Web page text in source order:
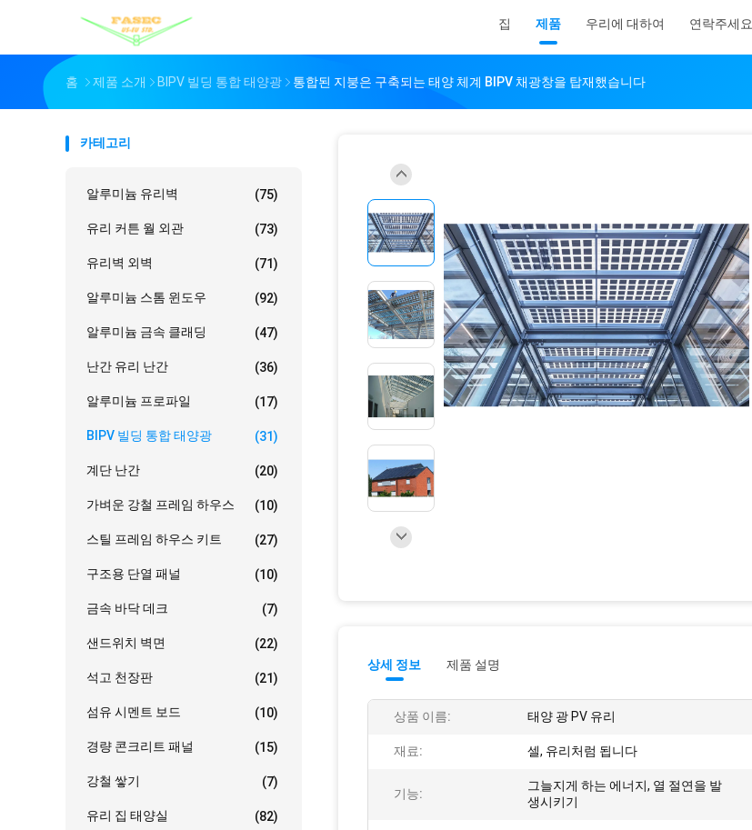
집 제품 우리에 대하여 연락주세요
홈 제품 소개 BIPV 빌딩 통합 태양광 통합된 지붕은 구축되는 태양 체계 BIPV 채광창을 탑재했습니다
카테고리
알루미늄 유리벽 (75)
유리 커튼 월 외관 (73)
유리벽 외벽 (71)
알루미늄 스톰 윈도우 (92)
알루미늄 금속 클래딩 (47)
난간 유리 난간 (36)
알루미늄 프로파일 (17)
BIPV 빌딩 통합 태양광 (31)
계단 난간 (20)
가벼운 강철 프레임 하우스 (10)
스틸 프레임 하우스 키트 (27)
구조용 단열 패널 (10)
금속 바닥 데크 (7)
샌드위치 벽면 (22)
석고 천장판 (21)
섬유 시멘트 보드 (10)
경량 콘크리트 패널 (15)
강철 쌓기 (7)
유리 집 태양실 (82)
상세 정보 제품 설명
상품 이름: 태양 광 PV 유리
재료: 셀, 유리처럼 됩니다
기능:
그늘지게 하는 에너지, 열 절연을 발
생시키기